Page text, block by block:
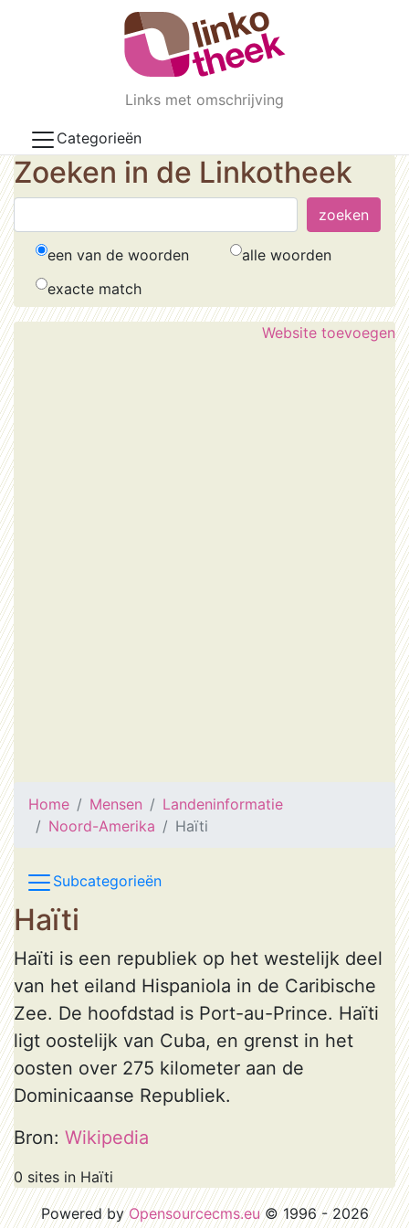
Skip to main content
Links met omschrijving
Categorieën
Zoeken in de Linkotheek
een van de woorden
alle woorden
exacte match
Website toevoegen
Home Mensen
Landeninformatie
Noord-Amerika
Haïti
Subcategorieën
Haïti
Haïti is een republiek op het westelijk deel
van het eiland Hispaniola in de Caribische
Zee. De hoofdstad is Port-au-Prince. Haïti
ligt oostelijk van Cuba, en grenst in het
oosten over 275 kilometer aan de
Dominicaanse Republiek.
Bron: Wikipedia
0 sites in Haïti
Powered byOpensourcecms.eu© 1996 - 2026